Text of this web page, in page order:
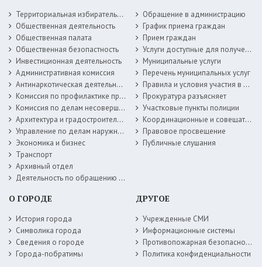
Территориальная избирательная комиссия
Общественная деятельность
Общественная палата
Общественная безопастность
Инвестиционная деятельность
Административная комиссия
Антинаркотическая деятельность
Комиссия по профилактике правонарушений
Комиссия по делам несовершеннолетних
Архитектура и градостроительство
Управление по делам наружной рекламы
Экономика и бизнес
Транспорт
Архивный отдел
Деятельность по обращению с животными без владельцев
Обращение в администрацию
График приема граждан
Прием граждан
Услуги доступные для получения в электронной форме
Муниципальные услуги
Перечень муниципальных услуг
Правила и условия участия в жилищных программах
Прокуратура разъясняет
Участковые пункты полиции
Координационные и совещательные органы
Правовое просвещение
Публичные слушания
О ГОРОДЕ
История города
Символика города
Сведения о городе
Города-побратимы
ДРУГОЕ
Учрежденные СМИ
Информационные системы
Противопожарная безопасность
Политика конфиденциальности